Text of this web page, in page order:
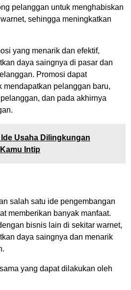
pelanggan untuk menghabiskan
sehingga meningkatkan
yang menarik dan efektif,
daya saingnya di pasar dan
Promosi dapat
mendapatkan pelanggan baru,
dan pada akhirnya
Ide Usaha Dilingkungan
Intip
salah satu ide pengembangan
memberikan banyak manfaat.
bisnis lain di sekitar warnet,
daya saingnya dan menarik
yang dapat dilakukan oleh